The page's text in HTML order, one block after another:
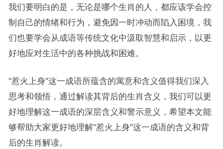
我们要明白的是，无论是哪个生肖的人，都应该学会控
制自己的情绪和行为，避免因一时冲动而陷入困境，我
们也要学会从成语等传统文化中汲取智慧和启示，以更
好地应对生活中的各种挑战和困难。
"惹火上身"这一成语所蕴含的寓意和含义值得我们深入
思考和领悟，通过解读其背后的生肖含义，我们可以更
好地理解这一成语的深层含义和警示意义，希望本文能
够帮助大家更好地理解"惹火上身"这一成语的含义和背
后的生肖解读。